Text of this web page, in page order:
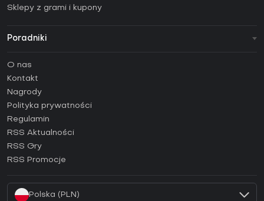
Sklepy z grami i kupony
Poradniki
Poradniki
Jak aktywować klucz Steam (CD Key)?
Jak aktywować klucz Epic Games (CD Key)?
Jak aktywować klucz GOG (CD Key)?
Jak aktywować klucz Ubisoft Connect (CD Key)?
Jak aktywować klucz EA App (CD Key)?
O nas
Kontakt
Nagrody
Polityka prywatności
Regulamin
RSS Aktualności
RSS Gry
RSS Promocje
Polska (PLN)